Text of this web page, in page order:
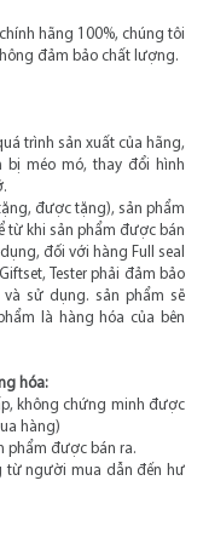
hãng 100%, chúng tôi
đảm bảo chất lượng.
trình sản xuất của hãng,
bị méo mó, thay đổi hình
được tặng), sản phẩm
từ khi sản phẩm được bán
đối với hàng Full seal
Tester phải đảm bảo
sử dụng. sản phẩm sẽ
là hàng hóa của bên
hóa:
không chứng minh được
hàng)
phẩm được bán ra.
từ người mua dẫn đến hư